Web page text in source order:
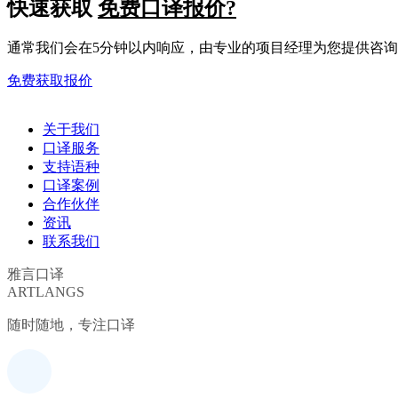
快速获取 免费口译报价?
通常我们会在5分钟以内响应，由专业的项目经理为您提供咨
免费获取报价
关于我们
口译服务
支持语种
口译案例
合作伙伴
资讯
联系我们
雅言口译
ARTLANGS
随时随地，专注口译